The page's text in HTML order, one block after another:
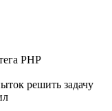
PHP
решить задачу